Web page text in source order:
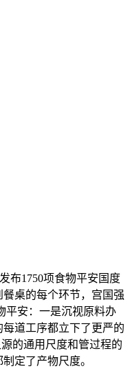
布1750项食物平安国度
桌的每个环节，宫国强
平安：一是沉视原料办
道工序都立下了更严的
的通用尺度和管过程的
定了产物尺度。